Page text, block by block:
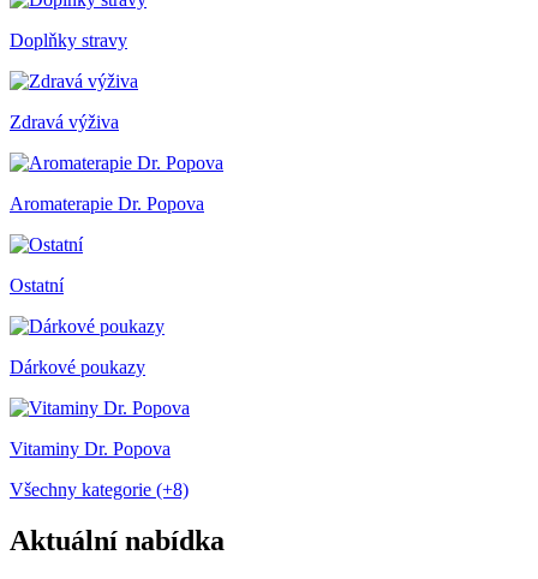
Doplňky stravy
Zdravá výživa
Aromaterapie Dr. Popova
Ostatní
Dárkové poukazy
Vitaminy Dr. Popova
Všechny kategorie (+8)
Aktuální nabídka